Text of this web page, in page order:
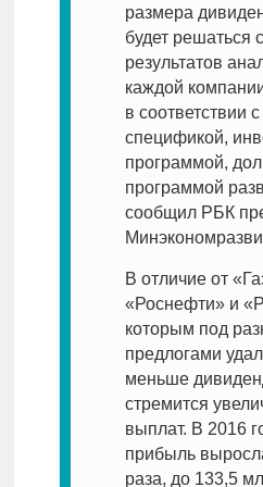
размера
будет решаться
результатов
каждой
в соответствии
спецификой,
программой,
программой
сообщил РБК
В отличие от
«Роснефти» и
которым под
предлогами
меньше
стремится
выплат. В 2016
прибыль
раза, до 133,5